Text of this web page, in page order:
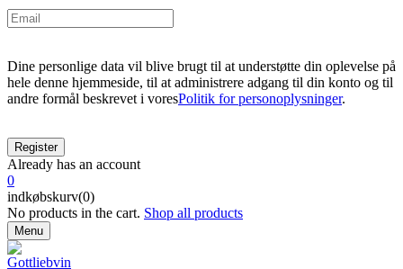
Dine personlige data vil blive brugt til at understøtte din oplevelse på
hele denne hjemmeside, til at administrere adgang til din konto og til
andre formål beskrevet i voresPolitik for personoplysninger.
Already has an account
0
indkøbskurv(0)
No products in the cart. Shop all products
Menu